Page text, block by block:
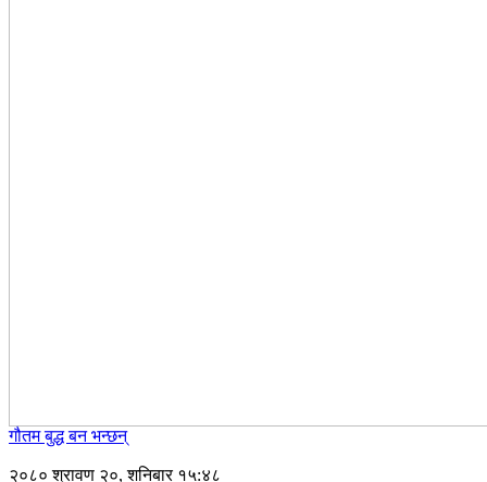
गौतम बुद्ध बन भन्छन्
२०८० श्रावण २०, शनिबार १५:४८